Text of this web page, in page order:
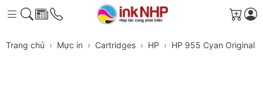
Giỏ
Trang chủ Mực in Cartridges HP HP 955 Cyan Original